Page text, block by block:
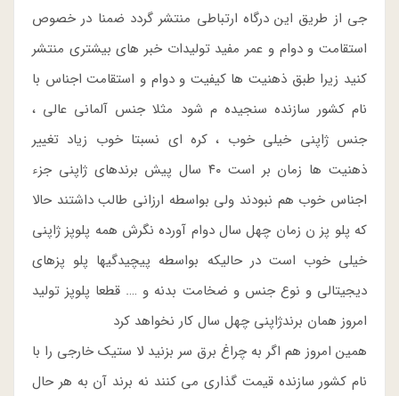
جی از طریق این درگاه ارتباطی منتشر گردد ضمنا در خصوص
استقامت و دوام و عمر مفید تولیدات خبر های بیشتری منتشر
کنید زیرا طبق ذهنیت ها کیفیت و دوام و استقامت اجناس با
نام کشور سازنده سنجیده م شود مثلا جنس آلمانی عالی ،
جنس ژاپنی خیلی خوب ، کره ای نسبتا خوب زیاد تغییر
ذهنیت ها زمان بر است ۴۰ سال پیش برندهای ژاپنی جزء
اجناس خوب هم نبودند ولی بواسطه ارزانی طالب داشتند حالا
که پلو پز ن زمان چهل سال دوام آورده نگرش همه پلوپز ژاپنی
خیلی خوب است در حالیکه بواسطه پیچیدگیها پلو پزهای
دیجیتالی و نوع جنس و ضخامت بدنه و …. قطعا پلوپز تولید
امروز همان برندژاپنی چهل سال کار نخواهد کرد
همین امروز هم اگر به چراغ برق سر بزنید لا ستیک خارجی را با
نام کشور سازنده قیمت گذاری می کنند نه برند آن به هر حال